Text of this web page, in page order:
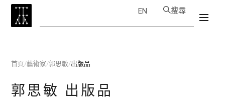
EN 搜尋
首頁/藝術家/郭思敏/出版品
郭思敏 出版品